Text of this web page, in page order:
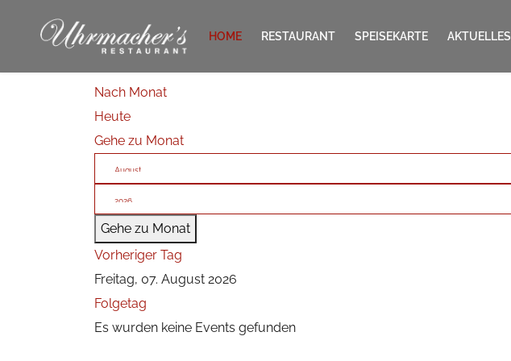
HOME RESTAURANT SPEISEKARTE AKTUELLES
Nach Monat
Heute
Gehe zu Monat
Gehe zu Monat
Vorheriger Tag
Freitag, 07. August 2026
Folgetag
Es wurden keine Events gefunden